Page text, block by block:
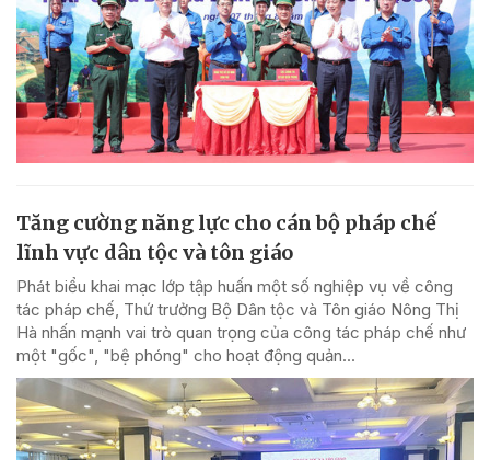
Tăng cường năng lực cho cán bộ pháp chế
lĩnh vực dân tộc và tôn giáo
Phát biểu khai mạc lớp tập huấn một số nghiệp vụ về công
tác pháp chế, Thứ trưởng Bộ Dân tộc và Tôn giáo Nông Thị
Hà nhấn mạnh vai trò quan trọng của công tác pháp chế như
một "gốc", "bệ phóng" cho hoạt động quản...